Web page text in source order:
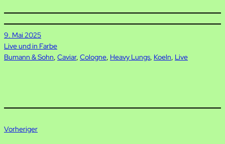
9. Mai 2025
Live und in Farbe
Bumann & Sohn, Caviar, Cologne, Heavy Lungs, Koeln, Live
Vorheriger